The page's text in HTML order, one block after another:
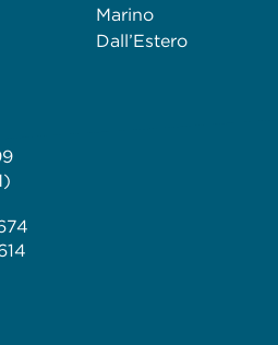
Marino
Dall’Estero